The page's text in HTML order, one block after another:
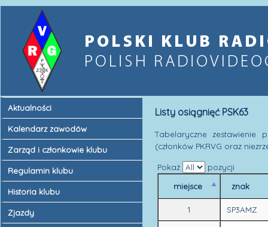
Aktualności
Kalendarz zawodów
Zarząd i członkowie klubu
Regulamin klubu
Historia klubu
Zjazdy
Listy osiągnięć PSK63
Tabelaryczne zestawienie
(członków PKRVG oraz
Pokaż
pozycji
miejsce
znak
1 SP3AMZ